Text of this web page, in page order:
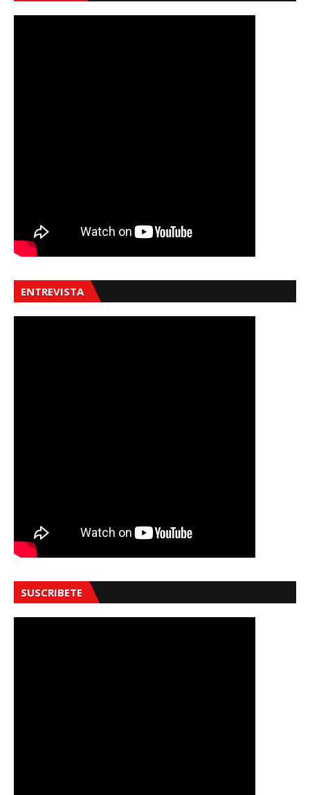
ENTREVISTA
SUSCRIBETE